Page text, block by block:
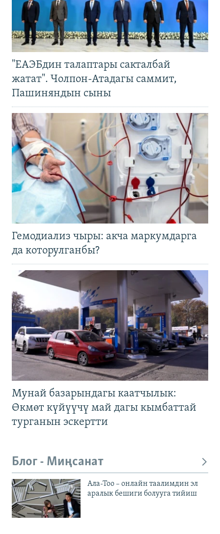
"ЕАЭБдин талаптары сакталбай
жатат". Чолпон-Атадагы саммит,
Пашиняндын сыны
Гемодиализ чыры: акча маркумдарга
да которулганбы?
Мунай базарындагы каатчылык:
Өкмөт күйүүчү май дагы кымбаттай
турганын эскертти
Блог - Миңсанат
Ала-Тоо – онлайн таалимдин эл
аралык бешиги болууга тийиш